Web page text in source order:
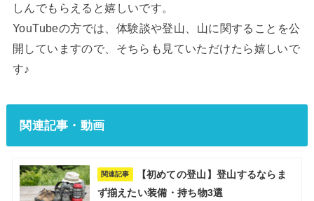
しんでもらえると嬉しいです。
YouTubeの方では、体験談や登山、山に関することを公
開していますので、そちらも見ていただけたら嬉しいで
す♪
関連記事・動画
関連記事
【初めての登山】登山するならま
ず揃えたい装備・持ち物3選